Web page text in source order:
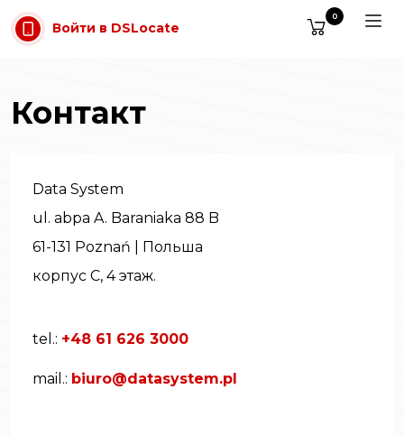
Перейти к содержимому
Войти в DSLocate
0
Контакт
Data System
ul. abpa A. Baraniaka 88 B
61-131 Poznań | Польша
корпус C, 4 этаж.
tel.: +48 61 626 3000
mail.: biuro@datasystem.pl